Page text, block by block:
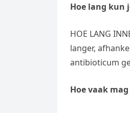
Hoe lang kun
HOE LANG
langer,
antibioticum
Hoe vaak